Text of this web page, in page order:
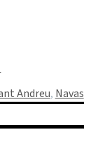
Andreu, Navas